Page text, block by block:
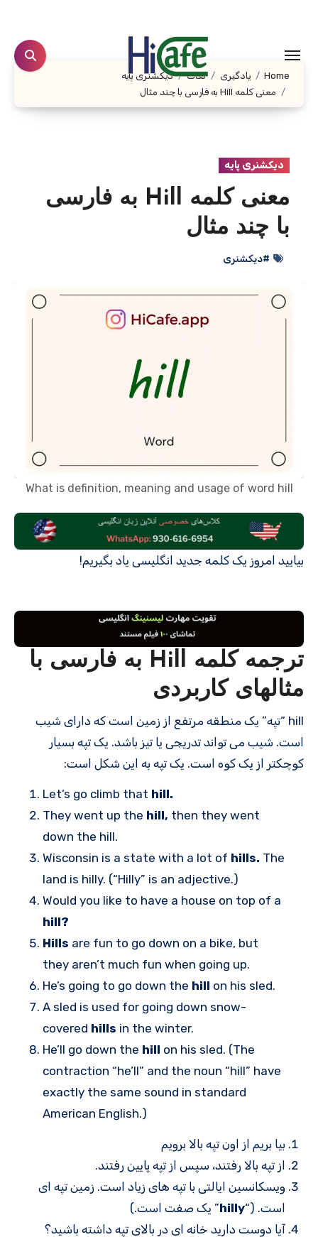
content
Home یادگیری لغات
دیکشنری پایه
معنی کلمه Hill به فارسی با چند مثال
دیکشنری پایه
معنی کلمه Hill به فارسی
با چند مثال
#دیکشنری
What is definition, meaning and usage of word hill
بیایید امروز یک کلمه جدید انگلیسی یاد بگیریم!
ترجمه کلمه Hill به فارسی با
مثالهای کاربردی
hill “تپه” یک منطقه مرتفع از زمین است که دارای شیب
است. شیب می تواند تدریجی یا تیز باشد. یک تپه بسیار
کوچکتر از یک کوه است. یک تپه به این شکل است:
Let’s go climb that hill.
They went up the hill, then they went
down the hill.
Wisconsin is a state with a lot of hills. The
land is hilly. (“Hilly” is an adjective.)
Would you like to have a house on top of a
hill?
Hills are fun to go down on a bike, but
they aren’t much fun when going up.
He’s going to go down the hill on his sled.
A sled is used for going down snow-
covered hills in the winter.
He’ll go down the hill on his sled. (The
contraction “he’ll” and the noun “hill” have
exactly the same sound in standard
American English.)
بیا بریم از اون تپه بالا برویم
از تپه بالا رفتند، سپس از تپه پایین رفتند.
ویسکانسین ایالتی با تپه های زیاد است. زمین تپه ای
است. (“hilly” یک صفت است.)
آیا دوست دارید خانه ای در بالای تپه داشته باشید؟